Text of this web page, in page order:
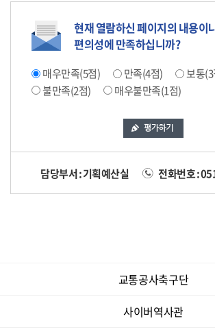
현재 열람하신 페이지의 내용이
편의성에 만족하십니까?
매우만족(5점) 만족(4점)
보통
불만족(2점)
매우불만족(1점)
담당부서 : 기획예산실 전화번호 :
교통공사축구단
사이버역사관